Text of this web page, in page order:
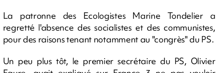
La patronne des Ecologistes Marine Tondelier a
regretté l'absence des socialistes et des communistes,
pour des raisons tenant notamment au "congrès" du PS.
Un peu plus tôt, le premier secrétaire du PS, Olivier